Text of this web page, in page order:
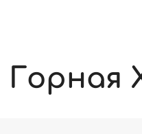
Горная